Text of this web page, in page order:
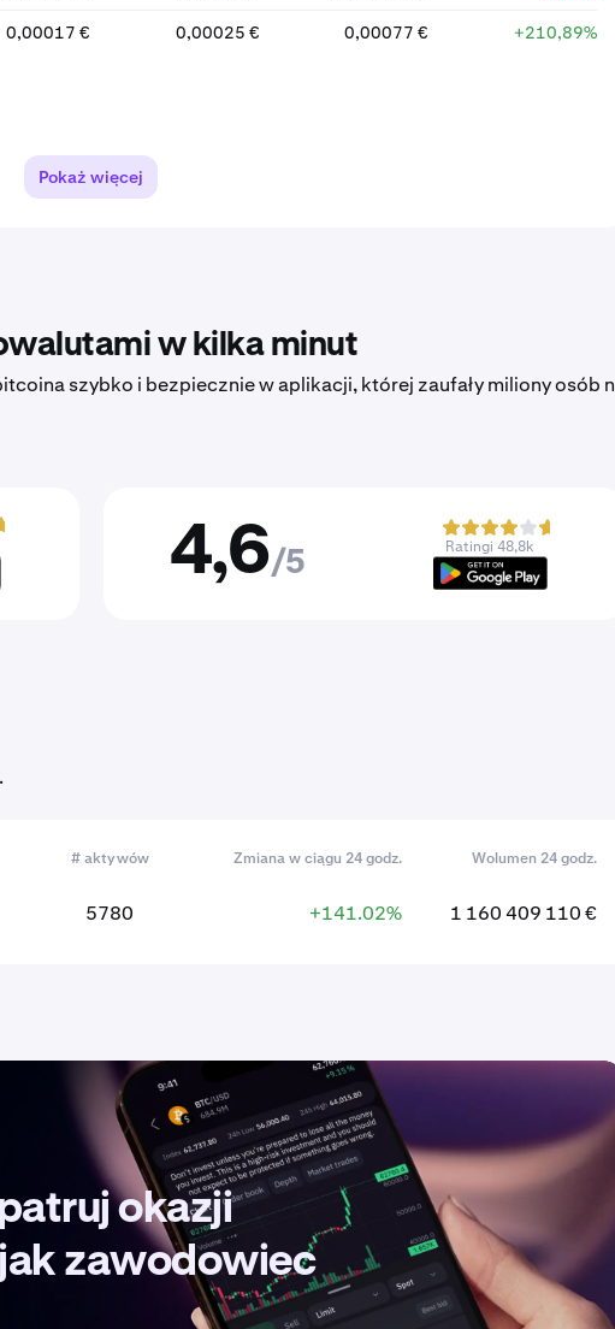
0,00017 € 0,00025 € 0,00077 € +210,89%
Pokaż więcej
w kilka minut
szybko i bezpiecznie w aplikacji, której zaufały miliony osób
4,6/5
Ratingi 48,8k
# aktywów Zmiana w ciągu 24 godz. Wolumen 24 godz.
5780 +141.02% 1 160 409 110 €
okazji
zawodowiec